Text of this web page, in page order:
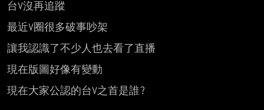
台V沒再追蹤
最近V圈很多破事吵架
讓我認識了不少人也去看了直播
現在版圖好像有變動
現在大家公認的台V之首是誰?